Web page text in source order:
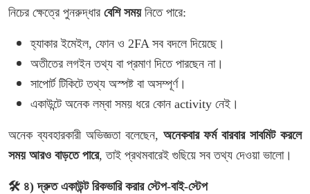
নিচের ক্ষেত্রে পুনরুদ্ধার বেশি সময় নিতে পারে:
হ্যাকার ইমেইল, ফোন ও 2FA সব বদলে দিয়েছে।
অতীতের লগইন তথ্য বা প্রমাণ দিতে পারছেন না।
সাপোর্ট টিকিটে তথ্য অস্পষ্ট বা অসম্পূর্ণ।
একাউন্টে অনেক লম্বা সময় ধরে কোন activity নেই।
অনেক ব্যবহারকারী অভিজ্ঞতা বলেছেন, অনেকবার ফর্ম বারবার সাবমিট করলে
সময় আরও বাড়তে পারে,তাই প্রথমবারেই গুছিয়ে সব তথ্য দেওয়া ভালো।
🛠 ৪)দ্রুত একাউন্ট রিকভারি করার স্টেপ-বাই-স্টেপ